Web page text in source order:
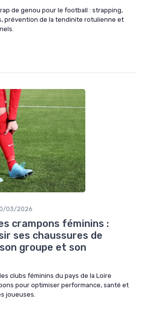
de genou pour le football : strapping,
prévention de la tendinite rotulienne et
03/2026
crampons féminins :
ses chaussures de
groupe et son
clubs féminins du pays de la Loire
pour optimiser performance, santé et
joueuses.